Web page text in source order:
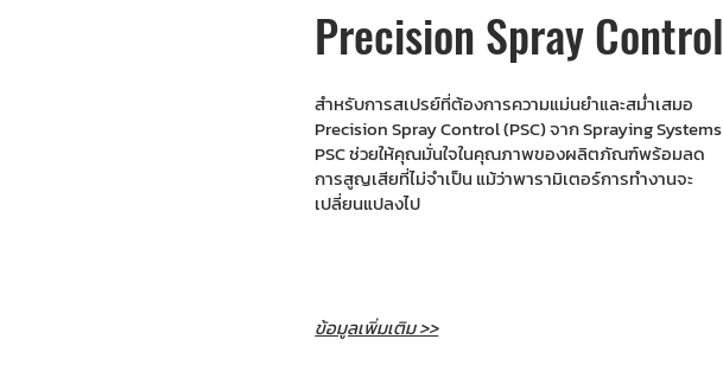
Precision Spray Control
สำหรับการสเปรย์ที่ต้องการความแม่นยำและสม่ำเสมอ
Precision Spray Control (PSC) จาก Spraying Systems
PSC ช่วยให้คุณมั่นใจในคุณภาพของผลิตภัณฑ์พร้อมลด
การสูญเสียที่ไม่จำเป็น แม้ว่าพารามิเตอร์การทำงานจะ
เปลี่ยนแปลงไป
ข้อมูลเพิ่มเติม >>